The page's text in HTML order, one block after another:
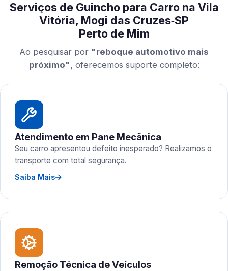
Serviços de Guincho para Carro na Vila
Vitória, Mogi das Cruzes‑SP
Perto de Mim
Ao pesquisar por "reboque automotivo mais
próximo", oferecemos suporte completo:
Atendimento em Pane Mecânica
Seu carro apresentou defeito inesperado? Realizamos o
transporte com total segurança.
Saiba Mais
Remoção Técnica de Veículos